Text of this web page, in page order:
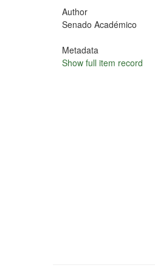
Author
Senado Académico
Metadata
Show full item record